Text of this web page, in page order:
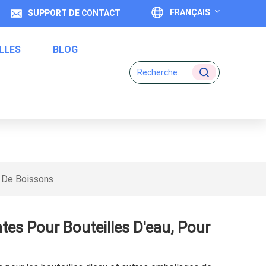
FRANÇAIS
English
日本語
SUPPORT DE CONTACT
BLOG
D'eau, Pour Emballage
Boissons
Pour Bouteilles D'eau, Pour